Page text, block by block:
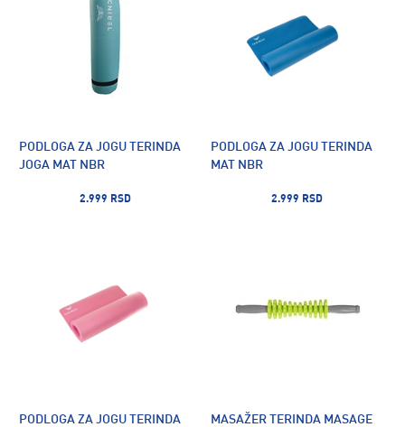
PODLOGA ZA JOGU TERINDA
JOGA MAT NBR
2.999 RSD
PODLOGA ZA JOGU TERINDA
MAT NBR
2.999 RSD
PODLOGA ZA JOGU TERINDA
MASAŽER TERINDA MASAGE